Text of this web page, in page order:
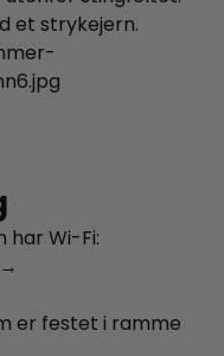
et strykejern.
har Wi-Fi:
er festet i ramme